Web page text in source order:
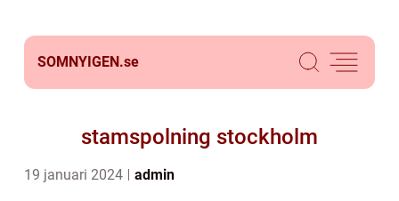
SOMNYIGEN.se
stamspolning stockholm
19 januari 2024 admin